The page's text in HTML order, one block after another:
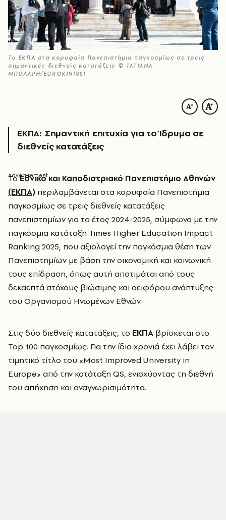
Το ΕΚΠΑ στα κορυφαία Πανεπιστήμια παγκοσμίως σε τρεις
σημαντικές διεθνείς κατατάξεις © ΤΑΤΙΑΝΑ
ΜΠΟΛΑΡΗ/EUROKINISSI
ΕΚΠΑ: Σημαντική επιτυχία για το Ίδρυμα σε
διεθνείς κατατάξεις
ΤοΕθνικό και Καποδιστριακό Πανεπιστήμιο Αθηνών
(ΕΚΠΑ) περιλαμβάνεται στα κορυφαία Πανεπιστήμια
παγκοσμίως σε τρεις διεθνείς κατατάξεις
πανεπιστημίων για το έτος 2024-2025, σύμφωνα με την
παγκόσμια κατάταξη Times Higher Education Impact
Ranking 2025, που αξιολογεί την παγκόσμια θέση των
Πανεπιστημίων με βάση την οικονομική και κοινωνική
τους επίδραση, όπως αυτή αποτιμάται από τους
δεκαεπτά στόχους βιώσιμης και αειφόρου ανάπτυξης
του Οργανισμού Ηνωμένων Εθνών.
Στις δύο διεθνείς κατατάξεις, το ΕΚΠΑ βρίσκεται στο
Top 100 παγκοσμίως. Για την ίδια χρονιά έχει λάβει τον
τιμητικό τίτλο του «Most Improved University in
Europe» από την κατάταξη QS, ενισχύοντας τη διεθνή
του απήχηση και αναγνωρισιμότητα.